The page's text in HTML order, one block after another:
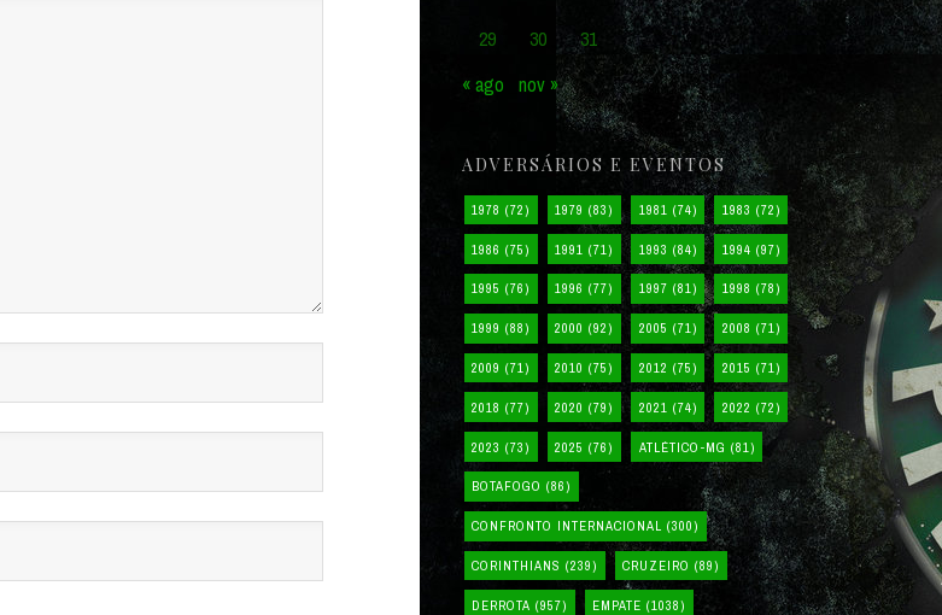
29
30
31
« ago nov »
ADVERSÁRIOS E EVENTOS
1978 (72) 1979 (83) 1981 (74) 1983 (72)
1986 (75) 1991 (71) 1993 (84) 1994 (97)
1995 (76) 1996 (77) 1997 (81) 1998 (78)
1999 (88) 2000 (92) 2005 (71) 2008 (71)
2009 (71) 2010 (75) 2012 (75) 2015 (71)
2018 (77) 2020 (79) 2021 (74) 2022 (72)
2023 (73) 2025 (76) ATLÉTICO-MG (81)
BOTAFOGO (86)
CONFRONTO INTERNACIONAL (300)
CORINTHIANS (239) CRUZEIRO (89)
DERROTA (957) EMPATE (1038)